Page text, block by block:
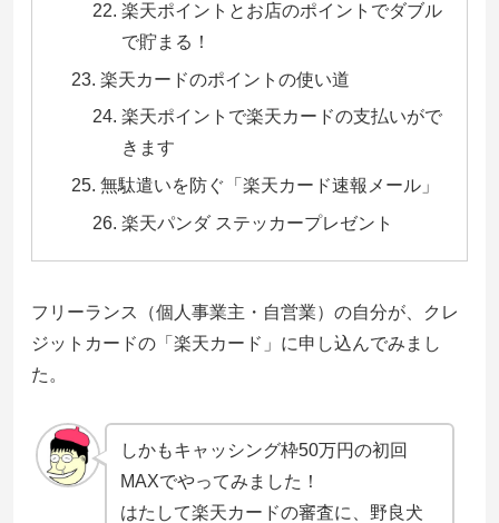
楽天ポイントとお店のポイントでダブル
で貯まる！
楽天カードのポイントの使い道
楽天ポイントで楽天カードの支払いがで
きます
無駄遣いを防ぐ「楽天カード速報メール」
楽天パンダ ステッカープレゼント
フリーランス（個人事業主・自営業）の自分が、クレ
ジットカードの「楽天カード」に申し込んでみまし
た。
しかもキャッシング枠50万円の初回
MAXでやってみました！
はたして楽天カードの審査に、野良犬